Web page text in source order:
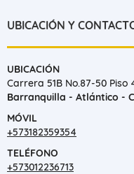
UBICACIÓN Y
UBICACIÓN
Carrera 51B No.87-50 Piso
Barranquilla - Atlántico -
MÓVIL
+573182359354
TELÉFONO
+573012236713